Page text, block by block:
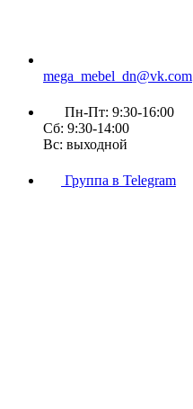
mega_mebel_dn@vk.com
Пн-Пт: 9:30-16:00
Сб: 9:30-14:00
Вс: выходной
Группа в Telegram